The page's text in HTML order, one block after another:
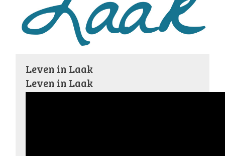
Leven in Laak
Leven in Laak